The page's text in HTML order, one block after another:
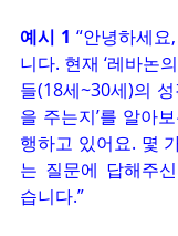
예시 1 “안녕하세
니다. 현재 ‘레바논
들(18세~30세)의
을 주는지’를 알아
행하고 있어요. 몇
는 질문에 답해주
습니다.”